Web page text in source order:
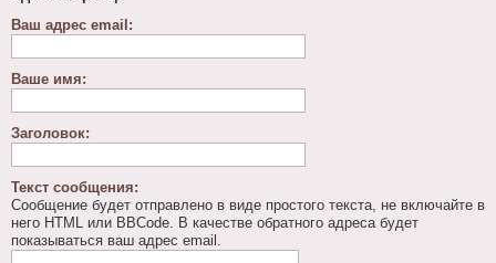
Ваш адрес email:
Ваше имя:
Заголовок:
Текст сообщения:
Сообщение будет отправлено в виде простого текста, не включайте в
него HTML или BBCode. В качестве обратного адреса будет
показываться ваш адрес email.